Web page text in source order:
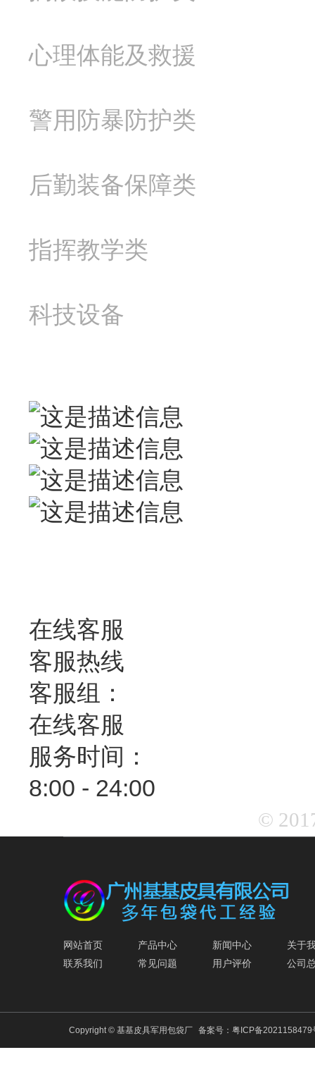
心理体能及救援
警用防暴防护类
后勤装备保障类
指挥教学类
科技设备
在线客服
客服热线
客服组：
在线客服
服务时间：
8:00 - 24:00
©
网站首页 产品中心 新闻中心
关于
联系我们
常见问题 用户评价 公司
Copyright © 基基皮具军用包袋厂 备案号： 粤ICP备2021158479